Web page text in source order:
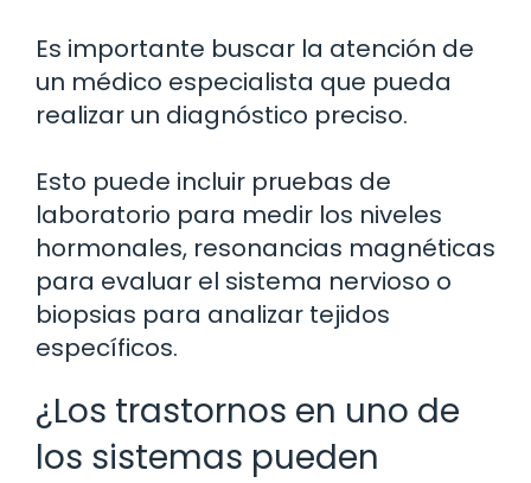
Es importante buscar la atención de
un médico especialista que pueda
realizar un diagnóstico preciso.
Esto puede incluir pruebas de
laboratorio para medir los niveles
hormonales, resonancias magnéticas
para evaluar el sistema nervioso o
biopsias para analizar tejidos
específicos.
¿Los trastornos en uno de
los sistemas pueden